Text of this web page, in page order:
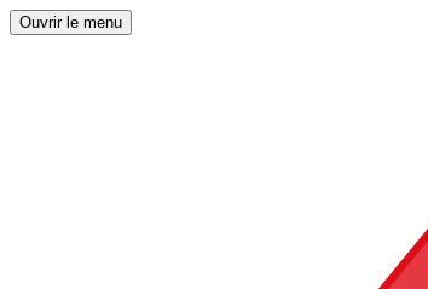
Ouvrir le menu